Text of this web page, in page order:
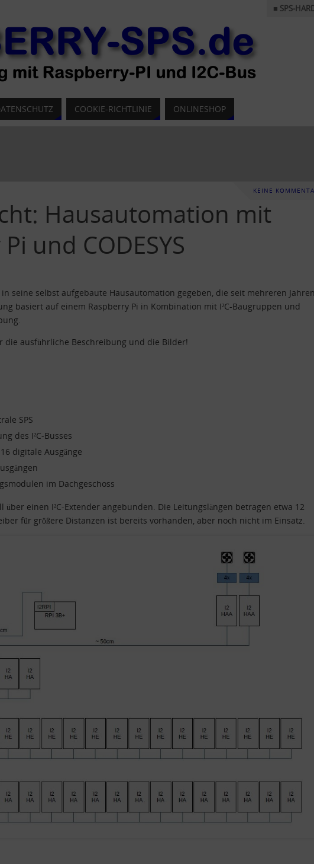
■ SPS-
COOKIE-RICHTLINIE ONLINESHOP
KEINE
Hausautomation mit
und CODESYS
seine selbst aufgebaute Hausautomation gegeben, die seit mehreren
basiert auf einem Raspberry Pi in Kombination mit I²C-Baugruppen und
die ausführliche Beschreibung und die Bilder!
SPS
des I²C-Busses
digitale Ausgänge
im Dachgeschoss
über einen I²C-Extender angebunden. Die Leitungslängen betragen etwa 12
für größere Distanzen ist bereits vorhanden, aber noch nicht im Einsatz.